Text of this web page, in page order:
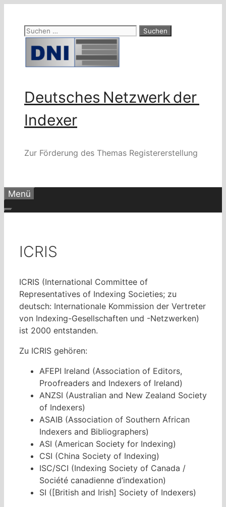
springenSuchen
Deutsches Netzwerk der
Indexer
Zur Förderung des Themas Registererstellung
Menü
ICRIS
ICRIS (International Committee of
Representatives of Indexing Societies; zu
deutsch: Internationale Kommission der Vertreter
von Indexing-Gesellschaften und -Netzwerken)
ist 2000 entstanden.
Zu ICRIS gehören:
AFEPI Ireland (Association of Editors,
Proofreaders and Indexers of Ireland)
ANZSI (Australian and New Zealand Society
of Indexers)
ASAIB (Association of Southern African
Indexers and Bibliographers)
ASI (American Society for Indexing)
CSI (China Society of Indexing)
ISC/SCI (Indexing Society of Canada /
Société canadienne d’indexation)
SI ([British and Irish] Society of Indexers)